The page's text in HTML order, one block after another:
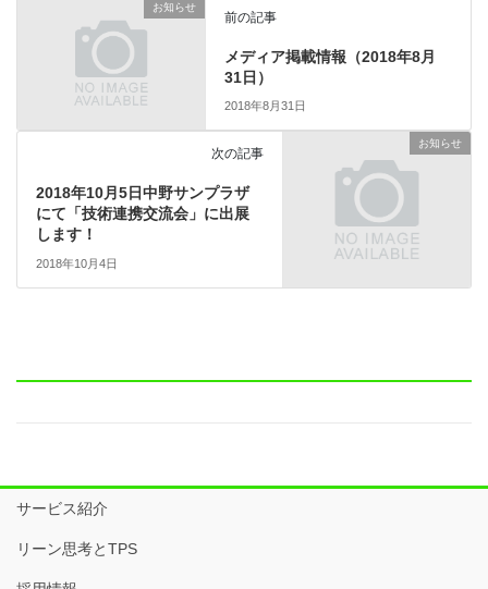
お知らせ
前の記事
メディア掲載情報（2018年8月
31日）
2018年8月31日
お知らせ
次の記事
2018年10月5日中野サンプラザ
にて「技術連携交流会」に出展
します！
2018年10月4日
サービス紹介
リーン思考とTPS